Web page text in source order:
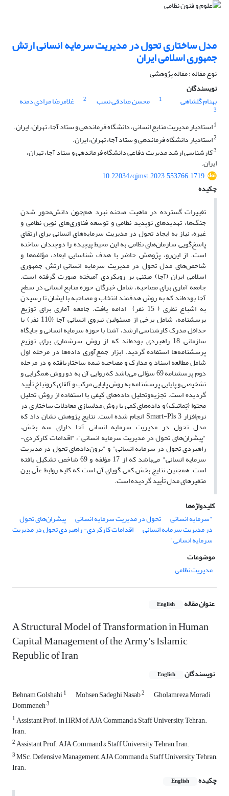
مدل ساختاری تحول در مدیریت سرمایه انسانی ارتش
جمهوری اسلامی ایران
نوع مقاله : مقاله پژوهشی
نویسندگان
بهنام گلشاهی
1 محسن صادقی نسب 2 غلامرضا مرادی دمنه
3
1استادیار مدیریت منابع انسانی، دانشگاه فرماندهی و ستاد آجا، تهران، ایران.
2استادیار دانشگاه فرماندهی و ستاد آجا، تهران، ایران.
3کارشناسی ارشد مدیریت دفاعی دانشگاه فرماندهی و ستاد آجا، تهران،
ایران.
10.22034/qjmst.2023.553766.1719
چکیده
تغییرات گسترده در ماهیت صحنه نبرد هم‌چون دانش‌محور شدن
جنگ‌ها، تهدیدهای نوپدید نظامی و توسعه فناوری‌های نوین نظامی و
غیره، نیاز به ایجاد تحول در مدیریت سرمایه‌های انسانی برای ارتقای
پاسخ‌گویی سازمان‌های نظامی به این محیط پیچیده را دوچندان ساخته
است. از این‌رو، پژوهش حاضر با هدف شناسایی ابعاد، مؤلفه‌ها و
شاخص‌های مدل تحول در مدیریت سرمایه انسانی ارتش جمهوری
اسلامی ایران (آجا) مبتنی بر رویکردی آمیخته صورت گرفته است.
جامعه آماری برای مصاحبه، شامل خبرگان حوزه منابع انسانی در سطح
آجا بوده‌اند که به روش هدفمند انتخاب و مصاحبه با ایشان تا رسیدن
به اشباع نظری ( 15 نفر) ادامه یافت. جامعه آماری برای توزیع
پرسشنامه، شامل برخی از مسئولین نیروی انسانی آجا (110 نفر) با
حداقل مدرک کارشناسی ارشد، آشنا با حوزه سرمایه انسانی و جایگاه
سازمانی 18 راهبردی بوده‌اند که از روش سرشماری برای توزیع
پرسشنامه‌ها استفاده گردید. ابزار جمع‌آوری داده‌ها در مرحله اول
شامل مطالعه اسناد و مدارک و مصاحبه نیمه ساختاریافته و در مرحله
دوم پرسشنامه 69 سؤالی می‌باشد که روایی آن به دو روش همگرایی و
تشخیصی و پایایی پرسشنامه به روش پایایی مرکب و آلفای کرونباخ تأیید
گردیده است. تجزیه‌وتحلیل داده‌‌های کیفی با استفاده از روش تحلیل
محتوا (تِماتیک) و داده‌‌های کمی با روش مدلسازی معادلات ساختاری در
نرم‌افزار Smart-Pls 3 انجام شده است. نتایج پژوهش نشان داد که
مدل تحول در مدیریت سرمایه انسانی آجا دارای سه بخش،
"پیشران‌های تحول در مدیریت سرمایه انسانی"، "اقدامات کارکردی-
راهبردی تحول در سرمایه انسانی" و "برون‌دادهای تحول در مدیریت
سرمایه انسانی" می‌باشد که از 17 مؤلفه و 69 شاخص تشکیل یافته
است. همچنین نتایج بخش کمی گویای آن است که کلیه روابط علّی بین
متغیرهای مدل تأیید گردیده است.
کلیدواژه‌ها
"سرمایه انسانی
تحول در مدیریت سرمایه انسانی پیشران‌های تحول
در مدیریت سرمایه انسانی اقدامات کارکردی- راهبردی تحول در مدیریت
سرمایه انسانی"
موضوعات
مدیریت نظامی
عنوان مقاله English
A Structural Model of Transformation in Human
Capital Management of the Army's Islamic
Republic of Iran
نویسندگان English
Behnam Golshahi1 Mohsen Sadeghi Nasab2 Gholamreza Moradi
Dommeneh3
1Assistant Prof. in HRM of AJA Command & Staff University, Tehran.
Iran.
2Assistant Prof. AJA Command & Staff University, Tehran, Iran.
3MSc. Defensive Management, AJA Command & Staff University, Tehran,
Iran.
چکیده
English